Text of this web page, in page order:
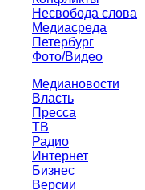
Несвобода слова
Медиасреда
Петербург
Фото/Видео
Медиановости
Власть
Пресса
ТВ
Радио
Интернет
Бизнес
Версии